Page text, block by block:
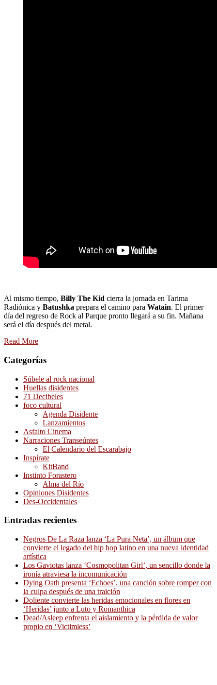
Al mismo tiempo, Billy The Kid cierra la jornada en Tarima
Radiónica y Batushka prepara el camino para Watain. El primer
día del regreso de Rock al Parque pronto llegará a su fin. Mañana
será el día después del metal.
Read More
Categorías
Súbele al rock nacional
Huellas disidentes
71 Decibeles
foco cultural
Agenda Disidente
Lanzamientos
Asfalto Cinema
Narraciones Transeúntes
El Calendario del Escarabajo
Inspírate
KitBand
Instinto Forastero
Alma del Río
Opiniones Disidentes
Des-Occidentales
Entradas recientes
Negros De La Raza lanza ‘La Pura Neta’, un álbum que
convierte el legado del hip hop latino en una nueva identidad
artística
Los Gaviotas lanza ‘Cosmopolitan Girl’, un sencillo donde la
ironía atraviesa la incomunicación
Dying Oath presenta ‘Echoes’, una canción sobre romper con
la culpa después de una traición
Doliente convierte las heridas emocionales en flores en
‘Heridas’ junto a Luto y Romanthica
Dead/Asleep enfrenta el aislamiento y la pérdida de valor
propio en ‘Victimless’